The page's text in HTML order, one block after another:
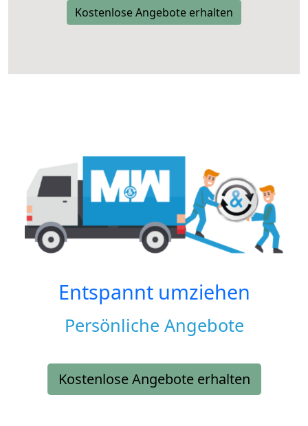
Kostenlose Angebote erhalten
Entspannt umziehen
Persönliche Angebote
Kostenlose Angebote erhalten